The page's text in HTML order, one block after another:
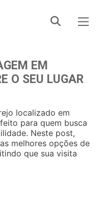
EM
O SEU LUGAR
localizado em
para quem busca
Neste post,
melhores opções de
que sua visita